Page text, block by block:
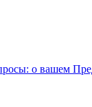
о вашем